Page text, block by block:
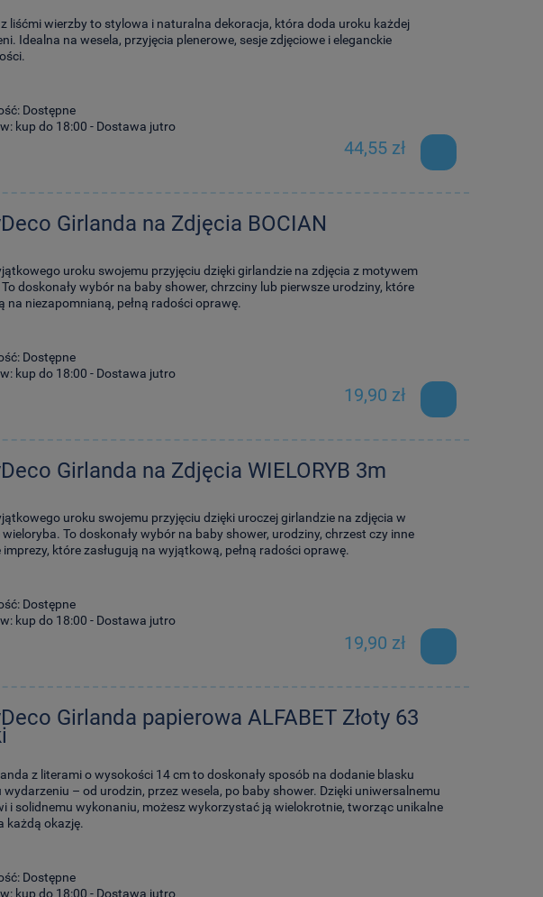
liśćmi wierzby to stylowa i naturalna dekoracja, która doda uroku każdej
Idealna na wesela, przyjęcia plenerowe, sesje zdjęciowe i eleganckie
Dostępne
kup do 18:00 - Dostawa jutro
44,55 zł
Girlanda na Zdjęcia BOCIAN
uroku swojemu przyjęciu dzięki girlandzie na zdjęcia z motywem
doskonały wybór na baby shower, chrzciny lub pierwsze urodziny, które
na niezapomnianą, pełną radości oprawę.
Dostępne
kup do 18:00 - Dostawa jutro
19,90 zł
Girlanda na Zdjęcia WIELORYB 3m
uroku swojemu przyjęciu dzięki uroczej girlandzie na zdjęcia w
wieloryba. To doskonały wybór na baby shower, urodziny, chrzest czy inne
imprezy, które zasługują na wyjątkową, pełną radości oprawę.
Dostępne
kup do 18:00 - Dostawa jutro
19,90 zł
Girlanda papierowa ALFABET Złoty 63
z literami o wysokości 14 cm to doskonały sposób na dodanie blasku
wydarzeniu – od urodzin, przez wesela, po baby shower. Dzięki uniwersalnemu
i solidnemu wykonaniu, możesz wykorzystać ją wielokrotnie, tworząc unikalne
każdą okazję.
Dostępne
kup do 18:00 - Dostawa jutro